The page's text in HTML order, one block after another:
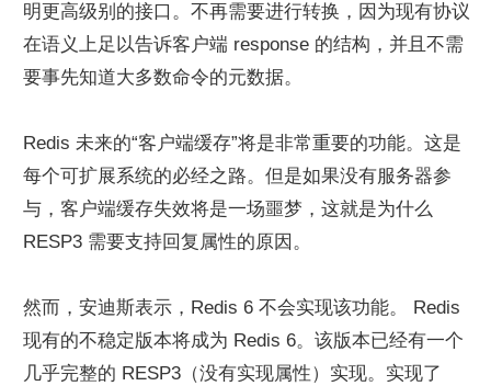
明更高级别的接口。不再需要进行转换，因为现有协议
在语义上足以告诉客户端 response 的结构，并且不需
要事先知道大多数命令的元数据。
Redis 未来的“客户端缓存”将是非常重要的功能。这是
每个可扩展系统的必经之路。但是如果没有服务器参
与，客户端缓存失效将是一场噩梦，这就是为什么
RESP3 需要支持回复属性的原因。
然而，安迪斯表示，Redis 6 不会实现该功能。 Redis
现有的不稳定版本将成为 Redis 6。该版本已经有一个
几乎完整的 RESP3（没有实现属性）实现。实现了